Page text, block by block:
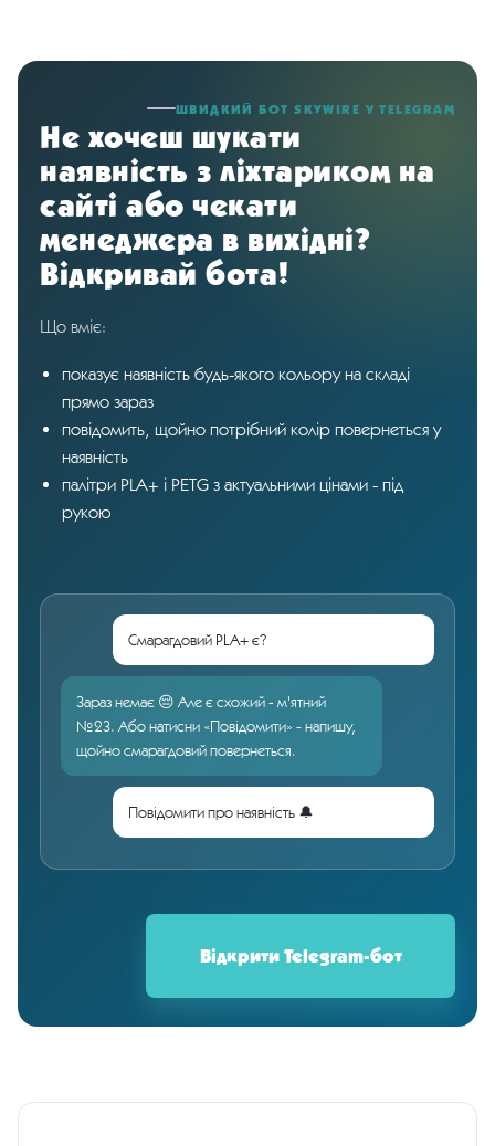
ШВИДКИЙ БОТ SKYWIRE У TELEGRAM
Не хочеш шукати
наявність з ліхтариком на
сайті або чекати
менеджера в вихідні?
Відкривай бота!
Що вміє:
показує наявність будь-якого кольору на складі
прямо зараз
повідомить, щойно потрібний колір повернеться у
наявність
палітри PLA+ і PETG з актуальними цінами - під
рукою
Смарагдовий PLA+ є?
Зараз немає 😔 Але є схожий - м'ятний
№23. Або натисни «Повідомити» - напишу,
щойно смарагдовий повернеться.
Повідомити про наявність 🔔
Відкрити Telegram-бот